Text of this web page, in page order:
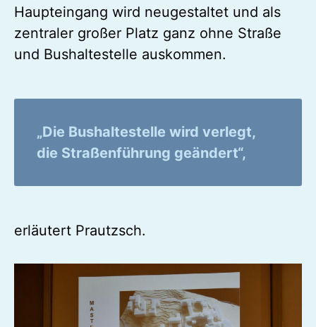
Haupteingang wird neugestaltet und als
zentraler großer Platz ganz ohne Straße
und Bushaltestelle auskommen.
„Die Bushaltestelle wird verlegt,
die Straßenführung geändert“,
erläutert Prautzsch.